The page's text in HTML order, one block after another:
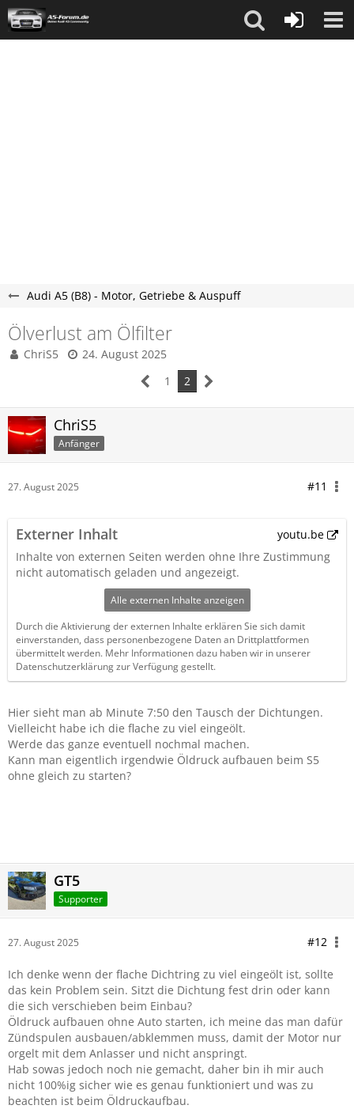
Audi A5 (B8) - Motor, Getriebe & Auspuff
Ölverlust am Ölfilter
ChriS5
24. August 2025
1
2
ChriS5
Anfänger
27. August 2025 #11
Externer Inhalt
youtu.be
Inhalte von externen Seiten werden ohne Ihre Zustimmung
nicht automatisch geladen und angezeigt.
Alle externen Inhalte anzeigen
Durch die Aktivierung der externen Inhalte erklären Sie sich damit
einverstanden, dass personenbezogene Daten an Drittplattformen
übermittelt werden. Mehr Informationen dazu haben wir in unserer
Datenschutzerklärung zur Verfügung gestellt.
Hier sieht man ab Minute 7:50 den Tausch der Dichtungen.
Vielleicht habe ich die flache zu viel eingeölt.
Werde das ganze eventuell nochmal machen.
Kann man eigentlich irgendwie Öldruck aufbauen beim S5
ohne gleich zu starten?
GT5
Supporter
27. August 2025 #12
Ich denke wenn der flache Dichtring zu viel eingeölt ist, sollte
das kein Problem sein. Sitzt die Dichtung fest drin oder kann
die sich verschieben beim Einbau?
Öldruck aufbauen ohne Auto starten, ich meine das man dafür
Zündspulen ausbauen/abklemmen muss, damit der Motor nur
orgelt mit dem Anlasser und nicht anspringt.
Hab sowas jedoch noch nie gemacht, daher bin ih mir auch
nicht 100%ig sicher wie es genau funktioniert und was zu
beachten ist beim Öldruckaufbau.